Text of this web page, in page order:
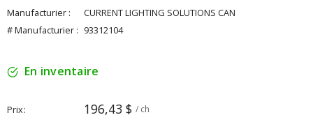
Manufacturier :
CURRENT LIGHTING SOLUTIONS CAN
# Manufacturier : 93312104
En inventaire
Prix 196,43 $ / ch